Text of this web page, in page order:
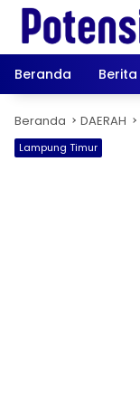
Langsung
konten
Beranda
Berita
Beranda DAERAH
Lampung Timur